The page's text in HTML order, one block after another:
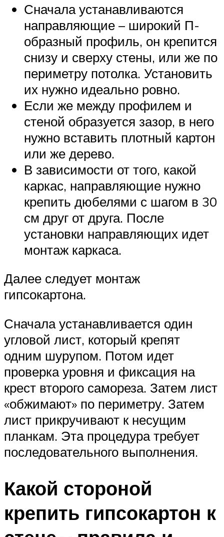
Сначала устанавливаются
направляющие – широкий П-
образный профиль, он крепится
снизу и сверху стены, или же по
периметру потолка. Установить
их нужно идеально ровно.
Если же между профилем и
стеной образуется зазор, в него
нужно вставить плотный картон
или же дерево.
В зависимости от того, какой
каркас, направляющие нужно
крепить дюбелями с шагом в 30
см друг от друга. После
установки направляющих идет
монтаж каркаса.
Далее следует монтаж
гипсокартона.
Сначала устанавливается один
угловой лист, который крепят
одним шурупом. Потом идет
проверка уровня и фиксация на
крест второго самореза. Затем лист
«обжимают» по периметру. Затем
лист прикручивают к несущим
планкам. Эта процедура требует
последовательного выполнения.
Какой стороной
крепить гипсокартон к